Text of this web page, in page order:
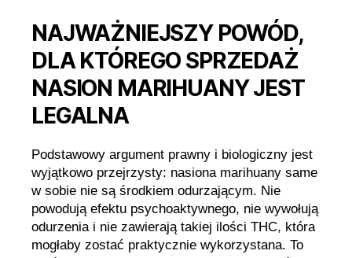
NAJWAŻNIEJSZY POWÓD,
DLA KTÓREGO SPRZEDAŻ
NASION MARIHUANY JEST
LEGALNA
Podstawowy argument prawny i biologiczny jest
wyjątkowo przejrzysty: nasiona marihuany same
w sobie nie są środkiem odurzającym. Nie
powodują efektu psychoaktywnego, nie wywołują
odurzenia i nie zawierają takiej ilości THC, która
mogłaby zostać praktycznie wykorzystana. To